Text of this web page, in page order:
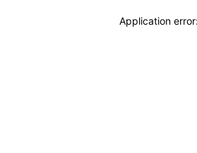
Application